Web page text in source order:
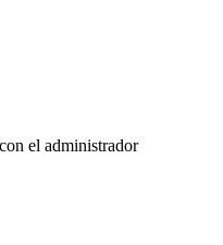
el administrador